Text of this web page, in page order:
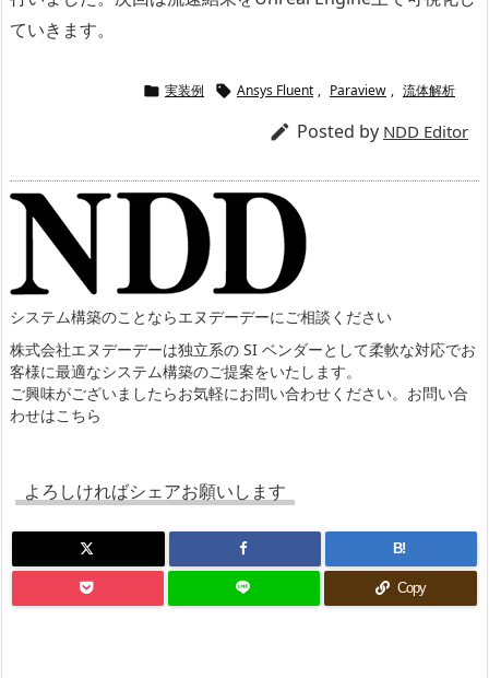
ていきます。
 実装例  Ansys Fluent , Paraview , 流体解析
 Posted by NDD Editor
システム構築のことならエヌデーデーにご相談ください
株式会社エヌデーデーは独立系の SI ベンダーとして柔軟な対応でお
客様に最適なシステム構築のご提案をいたします。
ご興味がございましたらお気軽にお問い合わせください。 お問い合
わせはこちら
よろしければシェアお願いします
B!
Copy